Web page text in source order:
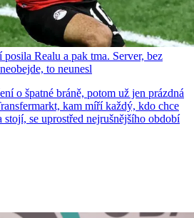
Realu a pak tma. Server, bez
to neunesl
o špatné bráně, potom už jen prázdná
kam míří každý, kdo chce
se uprostřed nejrušnějšího období